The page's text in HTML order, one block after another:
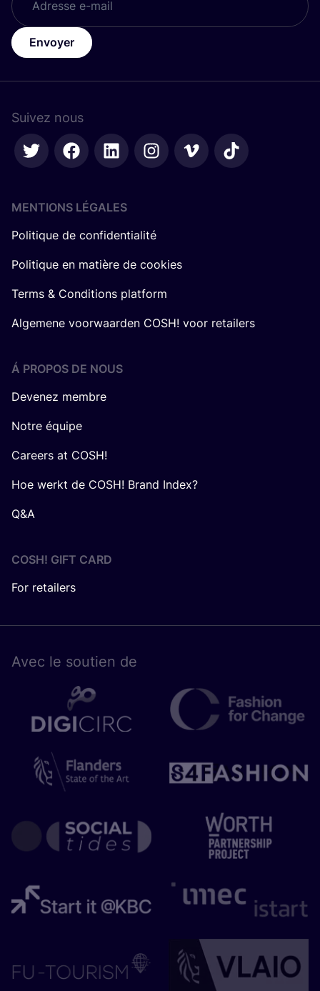
Envoyer
Suivez nous
MENTIONS LÉGALES
Politique de confidentialité
Politique en matière de cookies
Terms & Conditions platform
Algemene voorwaarden COSH! voor retailers
Á PROPOS DE NOUS
Devenez membre
Notre équipe
Careers at COSH!
Hoe werkt de COSH! Brand Index?
Q&A
COSH! GIFT CARD
For retailers
Avec le sou­tien de